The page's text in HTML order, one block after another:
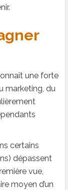
une forte
marketing, du
certains
dépassent
vue,
moyen d’un